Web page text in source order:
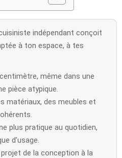
indépendant conçoit
à ton espace, à tes
même dans une
pièce atypique.
matériaux, des meubles et
plus pratique au quotidien,
d’usage.
de la conception à la